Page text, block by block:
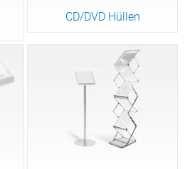
CD/DVD Hüllen